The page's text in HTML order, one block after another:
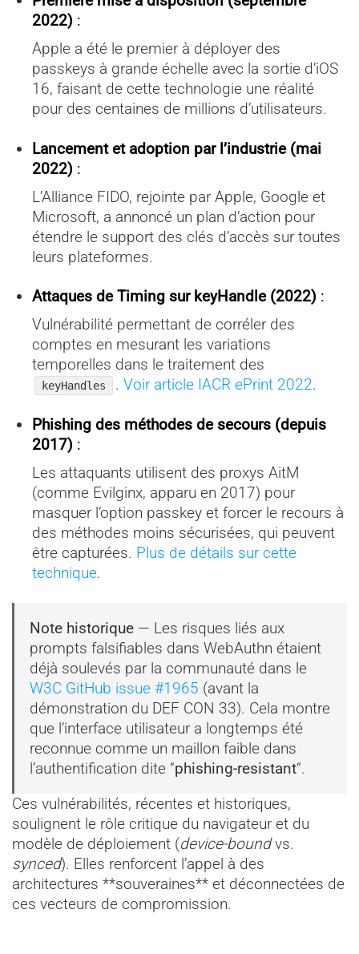
2022) :
Apple a été le premier à déployer des
passkeys à grande échelle avec la sortie d’iOS
16, faisant de cette technologie une réalité
pour des centaines de millions d’utilisateurs.
Lancement et adoption par l’industrie (mai
2022) :
L’Alliance FIDO, rejointe par Apple, Google et
Microsoft, a annoncé un plan d’action pour
étendre le support des clés d’accès sur toutes
leurs plateformes.
Attaques de Timing sur keyHandle (2022) :
Vulnérabilité permettant de corréler des
comptes en mesurant les variations
temporelles dans le traitement des
keyHandles .Voir article IACR ePrint 2022.
Phishing des méthodes de secours (depuis
2017) :
Les attaquants utilisent des proxys AitM
(comme Evilginx, apparu en 2017) pour
masquer l’option passkey et forcer le recours à
des méthodes moins sécurisées, qui peuvent
être capturées. Plus de détails sur cette
technique.
Note historique — Les risques liés aux
prompts falsifiables dans WebAuthn étaient
déjà soulevés par la communauté dans le
W3C GitHub issue #1965 (avant la
démonstration du DEF CON 33). Cela montre
que l’interface utilisateur a longtemps été
reconnue comme un maillon faible dans
l’authentification dite “phishing-resistant“.
Ces vulnérabilités, récentes et historiques,
soulignent le rôle critique du navigateur et du
modèle de déploiement (device-boundvs.
synced). Elles renforcent l’appel à des
architectures **souveraines** et déconnectées de
ces vecteurs de compromission.